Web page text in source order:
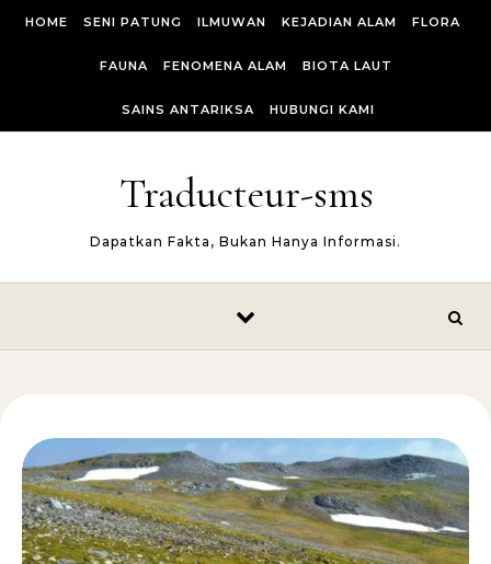
HOME SENI PATUNG ILMUWAN KEJADIAN ALAM FLORA
FAUNA FENOMENA ALAM BIOTA LAUT
SAINS ANTARIKSA HUBUNGI KAMI
Traducteur-sms
Dapatkan Fakta, Bukan Hanya Informasi.